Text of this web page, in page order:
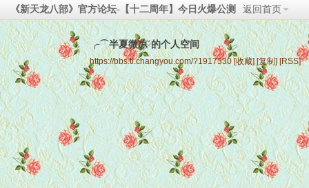
《新天龙八部》官方论坛-【十二周年】今日火爆公测 返回首页
╭⌒半夏微凉ˊ的个人空间
https://bbs.tl.changyou.com/?1917330 [收藏] [复制] [RSS]